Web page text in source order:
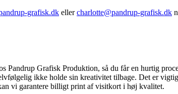
grafisk.dk ellercharlotte@pandrup-grafisk.dk
Pandrup Grafisk Produktion, så du får en hurtig
ikke holde sin kreativitet tilbage. Det er
vi garantere billigt print af visitkort i høj kvalitet.